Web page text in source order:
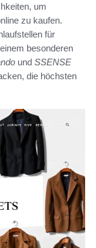
um
zu kaufen.
für
besonderen
und SSENSE
die höchsten